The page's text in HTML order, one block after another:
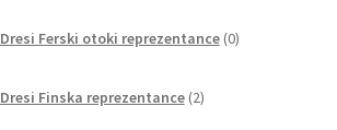
Dresi Ferski otoki reprezentance 0izdelkov
Dresi Finska reprezentance 2izdelka